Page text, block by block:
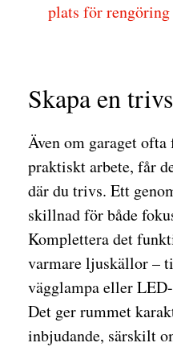
plats för
Skapa en
Även om garaget
praktiskt arbete, får
där du trivs. Ett
skillnad för både
Komplettera det
varmare ljuskällor –
vägglampa eller
Det ger rummet
inbjudande, särskilt